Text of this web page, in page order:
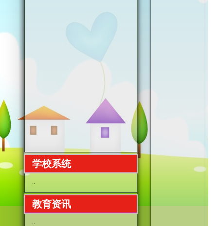
学校系统
..
教育资讯
..